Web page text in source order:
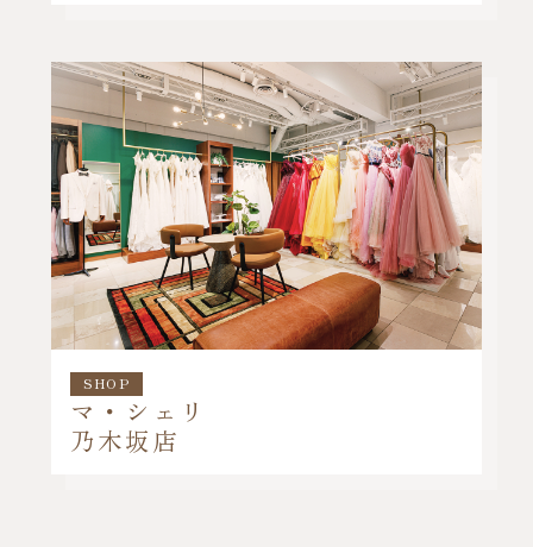
SHOP
マ・シェリ
乃木坂店